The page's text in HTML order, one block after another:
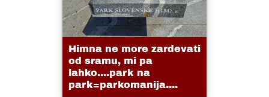
Himna ne more zardevati
od sramu, mi pa
lahko....park na
park=parkomanija....